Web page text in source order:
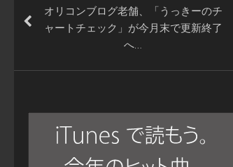
オリコンブログ老舗、「うっきーのチ
ャートチェック」が今月末で更新終了
へ…